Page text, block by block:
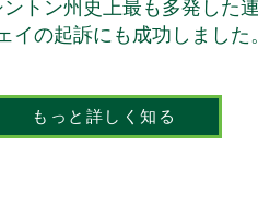
トン州史上最も多発した
イの起訴にも成功しました。
もっと詳しく知る